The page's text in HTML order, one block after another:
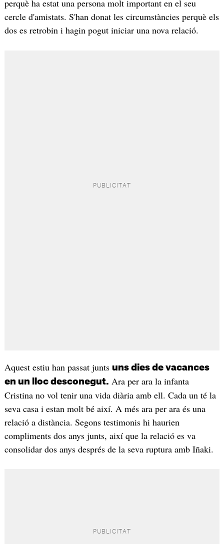
perquè ha estat una persona molt important en el seu
cercle d'amistats. S'han donat les circumstàncies perquè els
dos es retrobin i hagin pogut iniciar una nova relació.
Aquest estiu han passat junts uns dies de vacances
en un lloc desconegut. Ara per ara la infanta
Cristina no vol tenir una vida diària amb ell. Cada un té la
seva casa i estan molt bé així. A més ara per ara és una
relació a distància. Segons testimonis hi haurien
compliments dos anys junts, així que la relació es va
consolidar dos anys després de la seva ruptura amb Iñaki.